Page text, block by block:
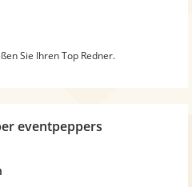
Sie Ihren Top Redner.
eventpeppers